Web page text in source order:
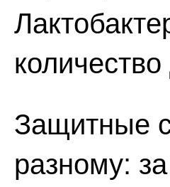
Защитные
разному: